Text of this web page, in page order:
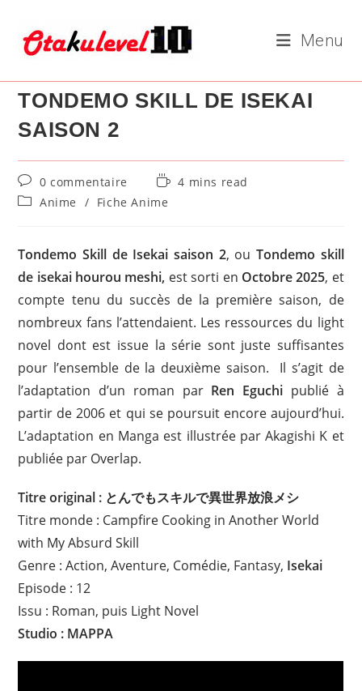
content
Menu
TONDEMO SKILL DE ISEKAI
SAISON 2
Commentaires
de
la
0 commentaire
Temps
lecture :
4 mins read
PostAnime / Fiche Anime
Tondemo Skill de Isekai saison 2, ou Tondemo skill
de isekai hourou meshi, est sorti en Octobre 2025, et
compte tenu du succès de la première saison, de
nombreux fans l’attendaient. Les ressources du light
novel dont est issue la série sont juste suffisantes
pour l’ensemble de la deuxième saison. Il s’agit de
l’adaptation d’un roman par Ren Eguchi publié à
partir de 2006 et qui se poursuit encore aujourd’hui.
L’adaptation en Manga est illustrée par Akagishi K et
publiée par Overlap.
Titre original : とんでもスキルで異世界放浪メシ
Titre monde : Campfire Cooking in Another World
with My Absurd Skill
Genre : Action, Aventure, Comédie, Fantasy, Isekai
Episode : 12
Issu : Roman, puis Light Novel
Studio : MAPPA